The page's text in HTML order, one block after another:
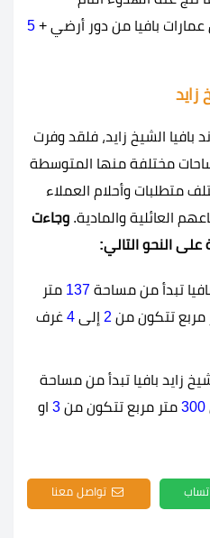
بافيا من دور أرضي + 5
زايد
الشيخ زايد، فلقد وفرت
مختلفة منها المتوسطة
متطلبات وأحلام العملاء
العائلية والمادية. وجاءت
النحو التالي:
تبدأ من مساحة 137 متر
مربع تتكون من 2 إلى 4 غرف
زايد بافيا تبدأ من مساحة
300 متر مربع تتكون من 3 او
تواصل معنا